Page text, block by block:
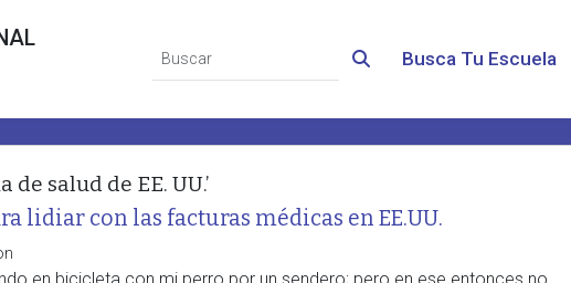
Busca Tu Escuela
de salud de EE. UU.’
lidiar con las facturas médicas en EE.UU.